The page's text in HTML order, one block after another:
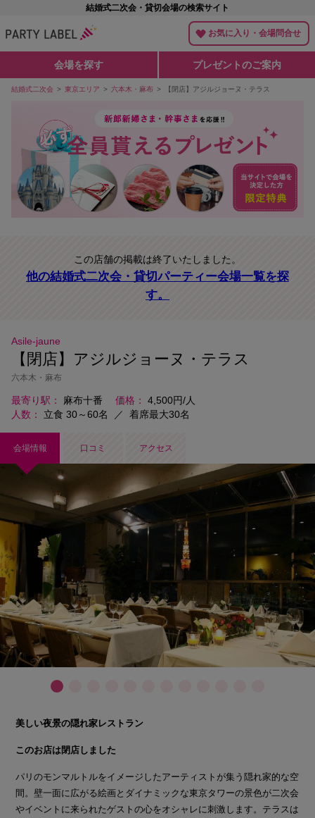
結婚式二次会・貸切会場の検索サイト
お気に入り・会場問合せ
会場を探す プレゼントのご案内
結婚式二次会 東京エリア 六本木・麻布 【閉店】アジルジョーヌ・テラス
この店舗の掲載は終了いたしました。
他の結婚式二次会・貸切パーティー会場一覧を探
す。
Asile-jaune
【閉店】アジルジョーヌ・テラス
六本木・麻布
最寄り駅 麻布十番 価格
4,500円/人
人数
立食 30～60名 ／ 着席最大30名
会場情報 口コミ アクセス
美しい夜景の隠れ家レストラン
このお店は閉店しました
パリのモンマルトルをイメージしたアーティストが集う隠れ家的な空
間。壁一面に広がる絵画とダイナミックな東京タワーの景色が二次会
やイベントに来られたゲストの心をオシャレに刺激します。テラスは